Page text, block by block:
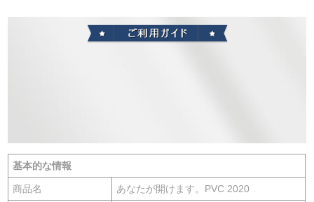
基本的な情報
商品名 あなたが開けます。PVC 2020